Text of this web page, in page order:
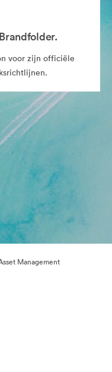
voor zijn officiële
Management